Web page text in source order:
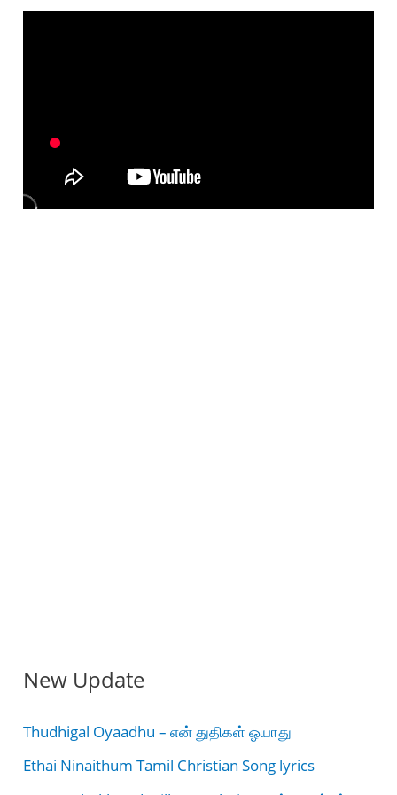
New Update
Thudhigal Oyaadhu – என் துதிகள் ஓயாது
Ethai Ninaithum Tamil Christian Song lyrics